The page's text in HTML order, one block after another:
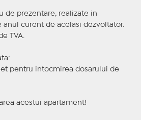
de prezentare, realizate in
anul curent de acelasi dezvoltator.
TVA.
pentru intocmirea dosarului de
acestui apartament!